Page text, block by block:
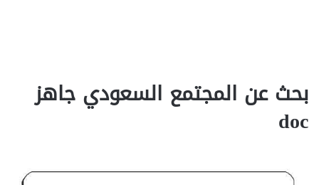
بحث عن المجتمع السعودي جاهز
doc‎